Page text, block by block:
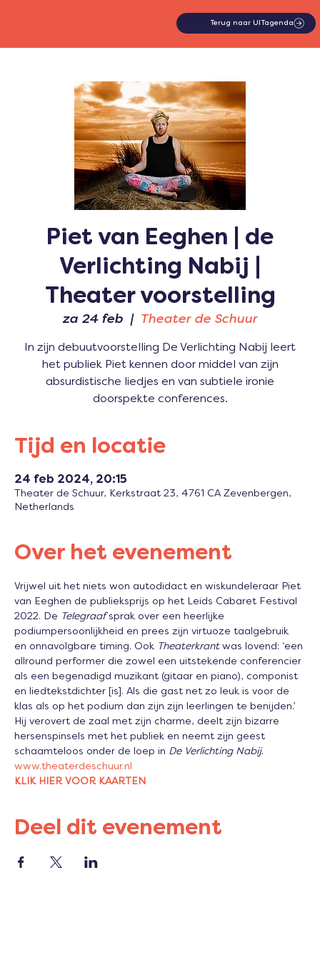
Terug naar UITagenda
Piet van Eeghen | de
Verlichting Nabij |
Theater voorstelling
za 24 feb
  |
Theater de Schuur
In zijn debuutvoorstelling De Verlichting Nabij leert
het publiek Piet kennen door middel van zijn
absurdistische liedjes en van subtiele ironie
doorspekte conferences.
Tijd en locatie
24 feb 2024, 20:15
Theater de Schuur, Kerkstraat 23, 4761 CA Zevenbergen,
Netherlands
Over het evenement
Vrijwel uit het niets won autodidact en wiskundeleraar Piet
van Eeghen de publieksprijs op het Leids Cabaret Festival
2022. De
Telegraaf sprak over een heerlijke
podiumpersoonlijkheid en prees zijn virtuoze taalgebruik
en onnavolgbare timing. Ook Theaterkrant was lovend: ‘een
allround performer die zowel een uitstekende conferencier
als een begenadigd muzikant (gitaar en piano), componist
en liedtekstdichter [is]. Als die gast net zo leuk is voor de
klas als op het podium dan zijn zijn leerlingen te benijden.’
Hij verovert de zaal met zijn charme, deelt zijn bizarre
hersenspinsels met het publiek en neemt zijn geest
schaamteloos onder de loep in De Verlichting Nabij.
www.theaterdeschuur.nl
KLIK HIER VOOR KAARTEN
Deel dit evenement